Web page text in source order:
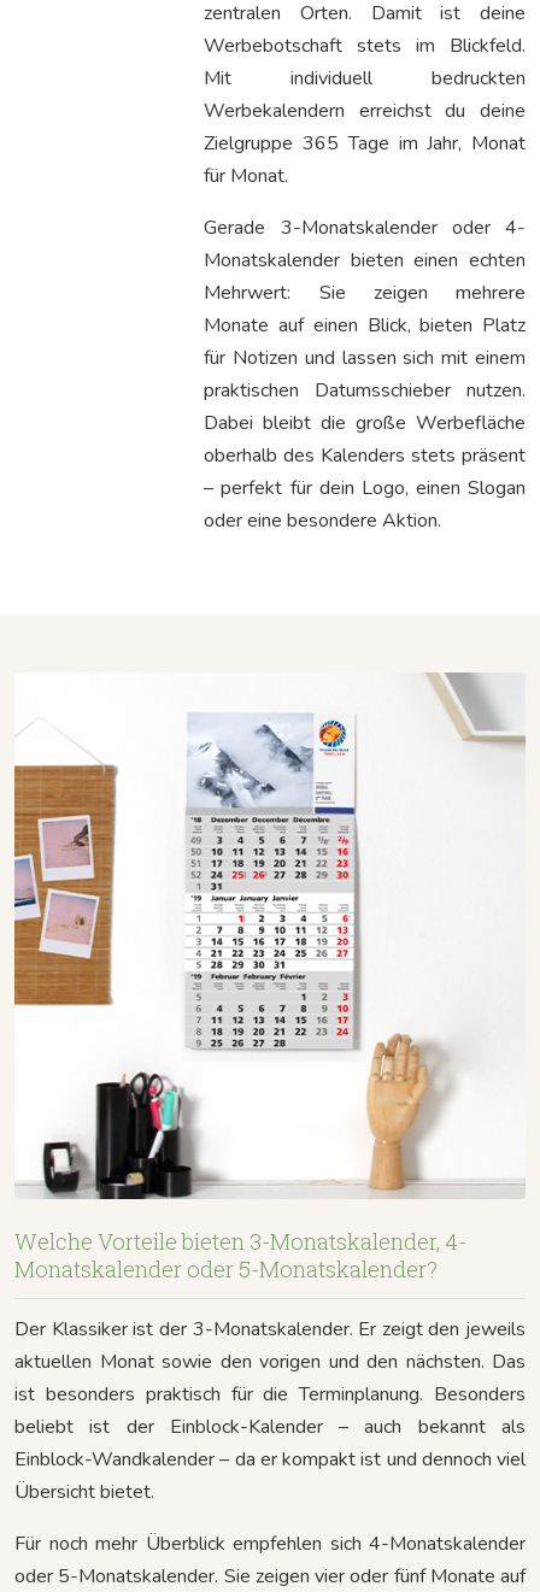
zentralen Orten. Damit ist deine
Werbebotschaft stets im Blickfeld.
Mit individuell bedruckten
Werbekalendern erreichst du deine
Zielgruppe 365 Tage im Jahr, Monat
für Monat.
Gerade 3-Monatskalender oder 4-
Monatskalender bieten einen echten
Mehrwert: Sie zeigen mehrere
Monate auf einen Blick, bieten Platz
für Notizen und lassen sich mit einem
praktischen Datumsschieber nutzen.
Dabei bleibt die große Werbefläche
oberhalb des Kalenders stets präsent
– perfekt für dein Logo, einen Slogan
oder eine besondere Aktion.
Welche Vorteile bieten 3-Monatskalender, 4-
Monatskalender oder 5-Monatskalender?
Der Klassiker ist der 3-Monatskalender. Er zeigt den jeweils
aktuellen Monat sowie den vorigen und den nächsten. Das
ist besonders praktisch für die Terminplanung. Besonders
beliebt ist der Einblock-Kalender – auch bekannt als
Einblock-Wandkalender – da er kompakt ist und dennoch viel
Übersicht bietet.
Für noch mehr Überblick empfehlen sich 4-Monatskalender
oder 5-Monatskalender. Sie zeigen vier oder fünf Monate auf